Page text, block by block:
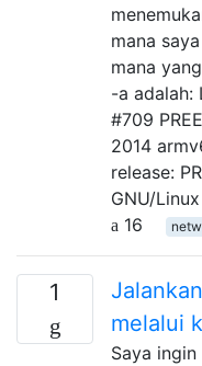
mana
mana
-a adalah:
#709
2014
release:
GNU/
16
1
melalui
Saya